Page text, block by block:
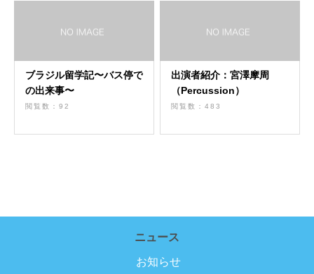
ブラジル留学記〜バス停で
の出来事〜
閲覧数：92
出演者紹介：宮澤摩周
（Percussion）
閲覧数：483
ニュース
お知らせ